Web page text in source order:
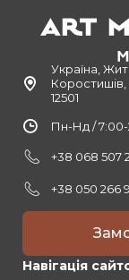
Україна,
Коростишів,
12501
Пн-Нд / 7:00-
+38 068 507
+38 050 266
Навігація